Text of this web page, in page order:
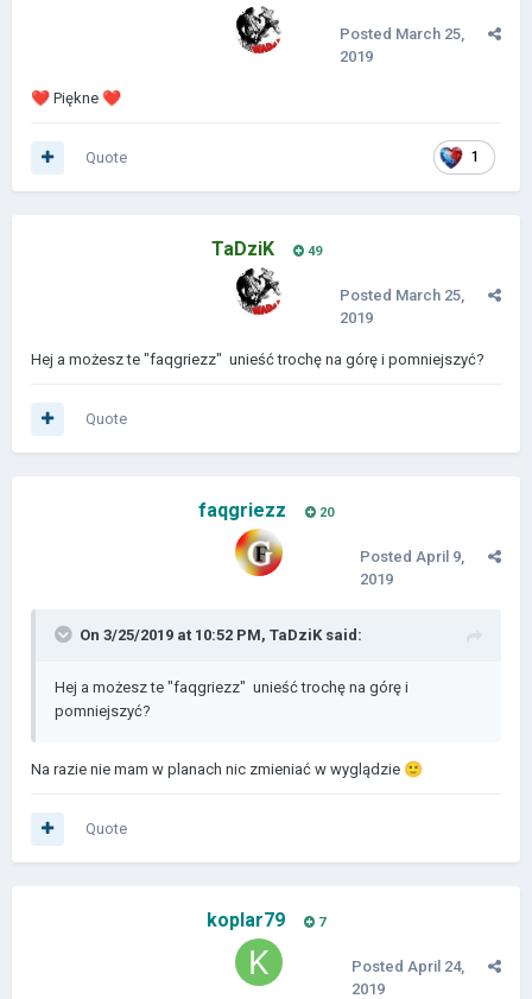
Posted March 25,
2019
❤️ Piękne ❤️
1
Quote
TaDziK 49
Posted March 25,
2019
Hej a możesz te "faqgriezz" unieść trochę na górę i pomniejszyć?
Quote
faqgriezz 20
Posted April 9,
2019
On 3/25/2019 at 10:52 PM, TaDziKsaid:
Hej a możesz te "faqgriezz" unieść trochę na górę i
pomniejszyć?
Na razie nie mam w planach nic zmieniać w wyglądzie 🙂
Quote
koplar79 7
Posted April 24,
2019